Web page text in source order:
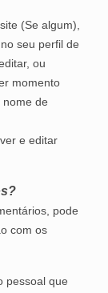
(Se algum),
seu perfil de
ou
momento
de
e editar
pode
com os
pessoal que